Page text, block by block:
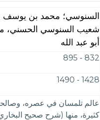
السنوسي؛ محمد بن يوسف
شعيب السنوسي الحسني،
أبو عبد الله
832 - 895
1428 - 1490
عالم تلمسان في عصره،
كثيرة، منها (شرح صحيح